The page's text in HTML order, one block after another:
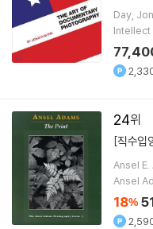
Day,
Intellect
24
[직수입
Ansel
Ansel
18%